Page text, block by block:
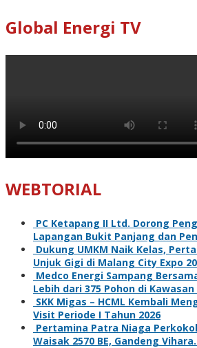
Global Energi TV
WEBTORIAL
PC Ketapang II Ltd. Dorong
Lapangan Bukit Panjang dan
Dukung UMKM Naik Kelas,
Unjuk Gigi di Malang City Expo
Medco Energi Sampang
Lebih dari 375 Pohon di
SKK Migas – HCML Kembali
Visit Periode I Tahun 2026
Pertamina Patra Niaga
Waisak 2570 BE, Gandeng